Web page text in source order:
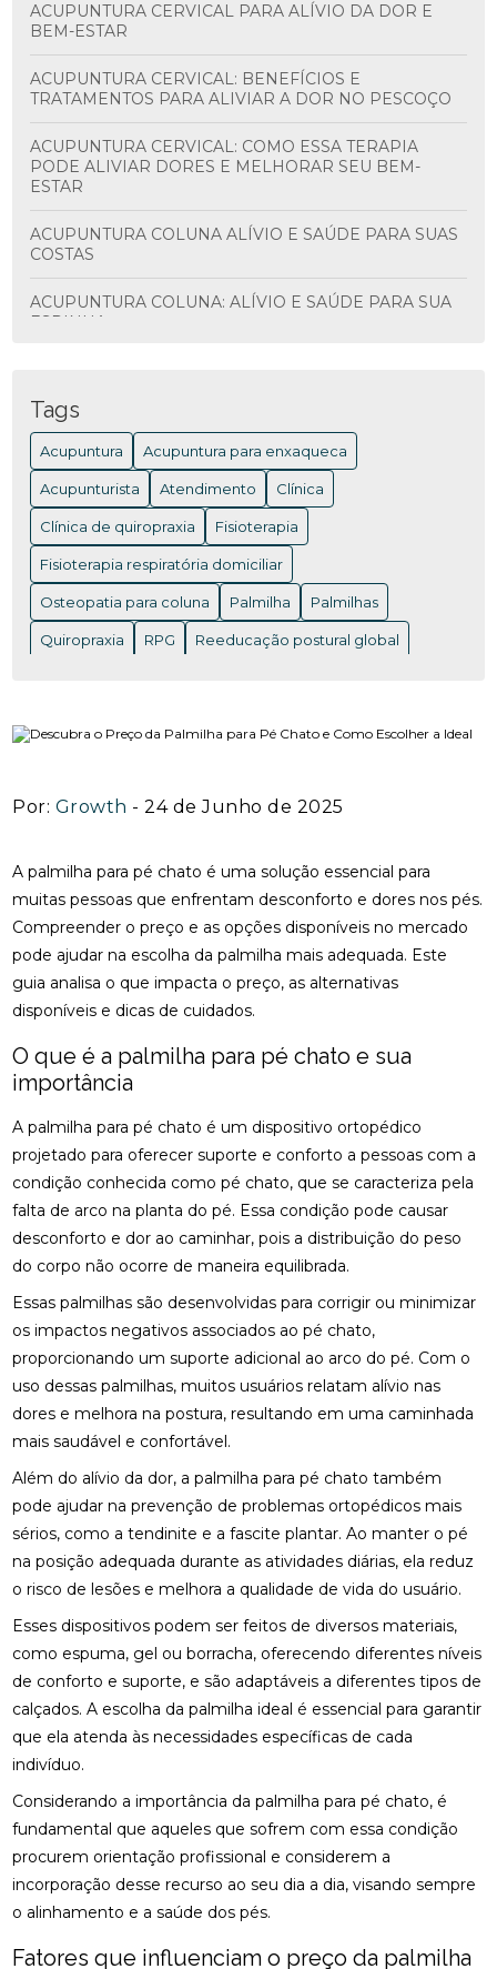
Por: Growth - 24 de Junho de 2025
A palmilha para pé chato é uma solução essencial para
muitas pessoas que enfrentam desconforto e dores nos pés.
Compreender o preço e as opções disponíveis no mercado
pode ajudar na escolha da palmilha mais adequada. Este
guia analisa o que impacta o preço, as alternativas
disponíveis e dicas de cuidados.
O que é a palmilha para pé chato e sua
importância
A palmilha para pé chato é um dispositivo ortopédico
projetado para oferecer suporte e conforto a pessoas com a
condição conhecida como pé chato, que se caracteriza pela
falta de arco na planta do pé. Essa condição pode causar
desconforto e dor ao caminhar, pois a distribuição do peso
do corpo não ocorre de maneira equilibrada.
Essas palmilhas são desenvolvidas para corrigir ou minimizar
os impactos negativos associados ao pé chato,
proporcionando um suporte adicional ao arco do pé. Com o
uso dessas palmilhas, muitos usuários relatam alívio nas
dores e melhora na postura, resultando em uma caminhada
mais saudável e confortável.
Além do alívio da dor, a palmilha para pé chato também
pode ajudar na prevenção de problemas ortopédicos mais
sérios, como a tendinite e a fascite plantar. Ao manter o pé
na posição adequada durante as atividades diárias, ela reduz
o risco de lesões e melhora a qualidade de vida do usuário.
Esses dispositivos podem ser feitos de diversos materiais,
como espuma, gel ou borracha, oferecendo diferentes níveis
de conforto e suporte, e são adaptáveis a diferentes tipos de
calçados. A escolha da palmilha ideal é essencial para garantir
que ela atenda às necessidades específicas de cada
indivíduo.
Considerando a importância da palmilha para pé chato, é
fundamental que aqueles que sofrem com essa condição
procurem orientação profissional e considerem a
incorporação desse recurso ao seu dia a dia, visando sempre
o alinhamento e a saúde dos pés.
Fatores que influenciam o preço da palmilha
ACUPUNTURA CERVICAL PARA ALÍVIO DA DOR E
BEM-ESTAR
ACUPUNTURA CERVICAL: BENEFÍCIOS E
TRATAMENTOS PARA ALIVIAR A DOR NO PESCOÇO
ACUPUNTURA CERVICAL: COMO ESSA TERAPIA
PODE ALIVIAR DORES E MELHORAR SEU BEM-
ESTAR
ACUPUNTURA COLUNA ALÍVIO E SAÚDE PARA SUAS
COSTAS
ACUPUNTURA COLUNA: ALÍVIO E SAÚDE PARA SUA
ESPINHA
ACUPUNTURA COLUNA: BENEFÍCIOS E COMO
FUNCIONA PARA ALIVIAR DORES
ACUPUNTURA EM NITERÓI: BENEFÍCIOS E ONDE
ENCONTRAR OS MELHORES PROFISSIONAIS
ACUPUNTURA EM NITERÓI: BENEFÍCIOS QUE VOCÊ
PRECISA CONHECER
ACUPUNTURA EM NITERÓI: DESCUBRA OS
BENEFÍCIOS DESSA TERAPIA MILENAR
BENEFÍCIOS E ENCONTRE OS MELHORES
INCRÍVEIS PARA ALÍVIO
ACUPUNTURA PARA ALIVIAR A DOR DO NERVO
CIÁTICO E MELHORAR A QUALIDADE DE VIDA
ACUPUNTURA PARA ALIVIAR DOR NO NERVO
CIÁTICO
ACUPUNTURA PARA ALIVIAR NERVO CIÁTICO
ACUPUNTURA PARA COLUNA: COMO ALIVIAR
DORES E PROMOVER A SAÚDE
MELHORA A QUALIDADE DE VIDA
ACUPUNTURA PARA ENXAQUECA: ALIVIE SUAS
DORES COM ESTA ABORDAGEM NATURAL
ACUPUNTURA PARA ENXAQUECA: ALÍVIO EFICAZ
ACUPUNTURA PARA ENXAQUECA: ALÍVIO NATURAL
PARA A DOR E MELHORA DA MOBILIDADE
ACUPUNTURA PARA NERVO CIÁTICO: ALÍVIO EFICAZ
PARA DOR E MELHORA DA MOBILIDADE
ACUPUNTURA PARA O NERVO CIÁTICO: ALÍVIO
NATURAL E EFICAZ
MELHOR ATENDIMENTO NA SUA REGIÃO
MELHOR ATENDIMENTO PARA SEU BEM-ESTAR
ACUPUNTURA RJ: ALÍVIO E BEM-ESTAR
ACUPUNTURA RJ: DESCUBRA OS BENEFÍCIOS E
ACUPUNTURA: BENEFÍCIOS E APLICAÇÕES PARA
SUA SAÚDE
BENEFÍCIOS DA ACUPUNTURA PARA SAÚDE
BENEFÍCIOS DA ACUPUNTURA RJ PARA SAÚDE E
Tags
Acupuntura Acupuntura para enxaqueca
Acupunturista Atendimento Clínica
Clínica de quiropraxia Fisioterapia
Fisioterapia respiratória domiciliar
Osteopatia para coluna Palmilha Palmilhas
Quiropraxia RPG Reeducação postural global
fisioterapia na reabilitação vestibular fisioterapia ocular
fisioterapia para labirinto
onde fazer fisioterapia respiratória osteopatia RJ
osteopatia cervical osteopatia coluna
osteopatia hérnia de disco osteopatia nervo ciático
palmilha esporão palmilha fascite plantar
palmilha fascite plantar preço
palmilha ortopedica preço palmilha para pé chato
palmilha para pé chato preço
palmilha sob medida preço quiropraxia
quiropraxia RJ quiropraxia cervical
quiropraxia perto quiropraxia perto de mim
rpg escoliose